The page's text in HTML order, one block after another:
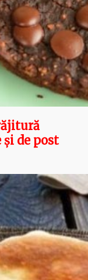
și de post